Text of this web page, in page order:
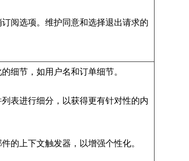
阅选项。维护同意和选择退出请求的
细节，如用户名和订单细节。
表进行细分，以获得更有针对性的内
的上下文触发器，以增强个性化。